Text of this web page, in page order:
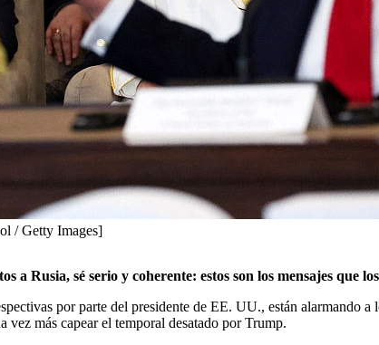
/ Getty Images]
a Rusia, sé serio y coherente: estos son los mensajes
por parte del presidente de EE. UU., están alarmando
más capear el temporal desatado por Trump.